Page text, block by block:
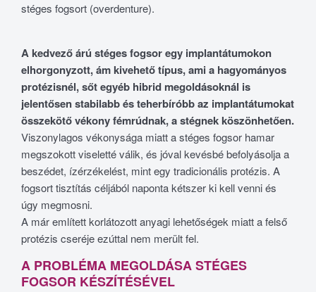
stéges fogsort (overdenture).
A kedvező árú stéges fogsor egy implantátumokon
elhorgonyzott, ám kivehető típus, ami a hagyományos
protézisnél, sőt egyéb hibrid megoldásoknál is
jelentősen stabilabb és teherbíróbb az implantátumokat
összekötő vékony fémrúdnak, a stégnek köszönhetően.
Viszonylagos vékonysága miatt a stéges fogsor hamar
megszokott viseletté válik, és jóval kevésbé befolyásolja a
beszédet, ízérzékelést, mint egy tradicionális protézis. A
fogsort tisztítás céljából naponta kétszer ki kell venni és
úgy megmosni.
A már említett korlátozott anyagi lehetőségek miatt a felső
protézis cseréje ezúttal nem merült fel.
A PROBLÉMA MEGOLDÁSA STÉGES
FOGSOR KÉSZÍTÉSÉVEL